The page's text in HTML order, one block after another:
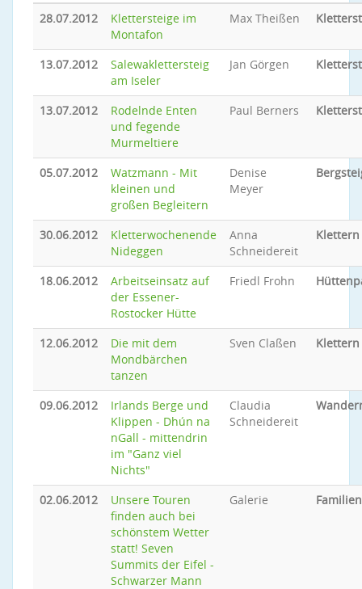
28.07.2012
Klettersteige im
Montafon
Max Theißen
13.07.2012
Salewaklettersteig
am Iseler
Jan Görgen
13.07.2012
Rodelnde Enten
und fegende
Murmeltiere
Paul Berners
05.07.2012
Watzmann - Mit
kleinen und
großen Begleitern
Denise
Meyer
30.06.2012
Kletterwochenende
Nideggen
Anna
Schneidereit
Klettern
18.06.2012
Arbeitseinsatz auf
der Essener-
Rostocker Hütte
Friedl Frohn
12.06.2012
Die mit dem
Mondbärchen
tanzen
Sven Claßen Klettern
09.06.2012
Irlands Berge und
Klippen - Dhún na
nGall - mittendrin
im "Ganz viel
Nichts"
Claudia
Schneidereit
02.06.2012
Unsere Touren
finden auch bei
schönstem Wetter
statt! Seven
Summits der Eifel -
Schwarzer Mann
Galerie